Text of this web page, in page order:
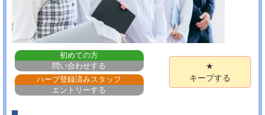
初めての方
問い合わせする
ハープ登録済みスタッフ
エントリーする
★
キープする